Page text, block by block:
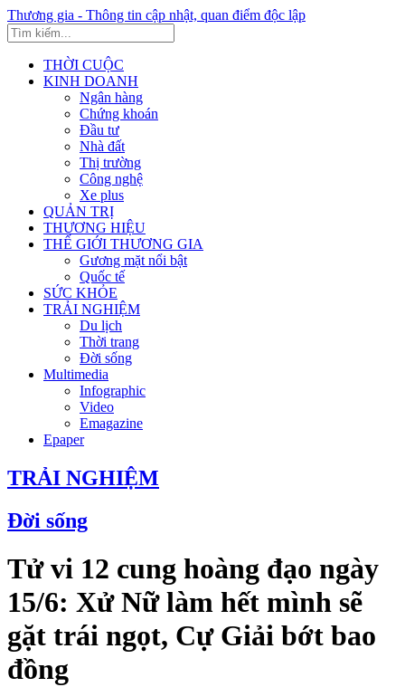
Thương gia - Thông tin cập nhật, quan điểm độc lập
THỜI CUỘC
KINH DOANH
Ngân hàng
Chứng khoán
Đầu tư
Nhà đất
Thị trường
Công nghệ
Xe plus
QUẢN TRỊ
THƯƠNG HIỆU
THẾ GIỚI THƯƠNG GIA
Gương mặt nổi bật
Quốc tế
SỨC KHỎE
TRẢI NGHIỆM
Du lịch
Thời trang
Đời sống
Multimedia
Infographic
Video
Emagazine
Epaper
TRẢI NGHIỆM
Đời sống
Tử vi 12 cung hoàng đạo ngày
15/6: Xử Nữ làm hết mình sẽ
gặt trái ngọt, Cự Giải bớt bao
đồng